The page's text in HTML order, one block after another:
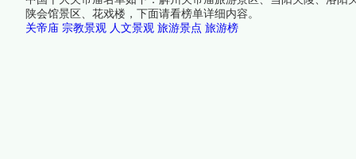
陕会馆景区、花戏楼，下面请看榜单详细内容。
关帝庙 宗教景观 人文景观 旅游景点 旅游榜